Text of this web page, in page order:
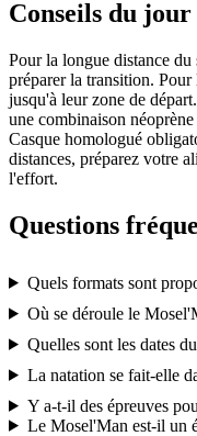
Conseils du jour
Pour la longue distance
préparer la transition. Pour
jusqu'à leur zone de
une combinaison
Casque homologué
distances, préparez votre
l'effort.
Questions
Quels formats sont
Où se déroule le
Quelles sont les dates
La natation se fait-elle
Y a-t-il des épreuves
Le Mosel'Man est-il un